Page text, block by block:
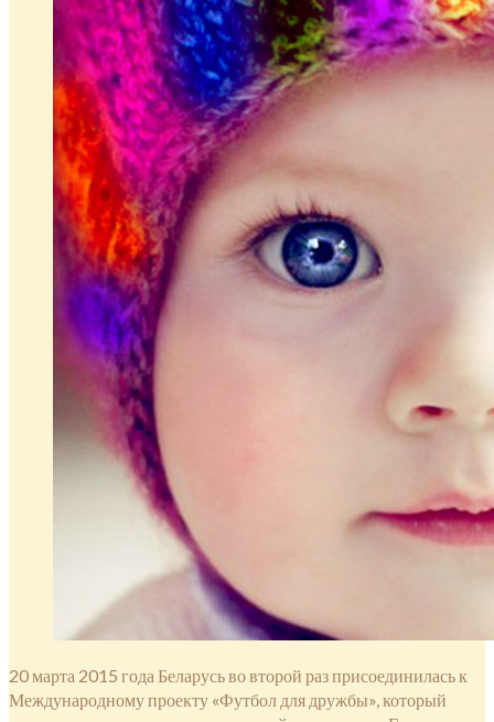
20 марта 2015 года Беларусь во второй раз присоединилась к
Международному проекту «Футбол для дружбы», который